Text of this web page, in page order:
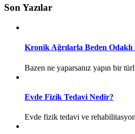
Son Yazılar
Kronik Ağrılarla Beden
Bazen ne yaparsanız yapın bir
Evde Fizik Tedavi Nedir?
Evde fizik tedavi ve